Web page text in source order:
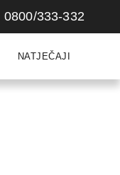
0800/333-332
NATJEČAJI